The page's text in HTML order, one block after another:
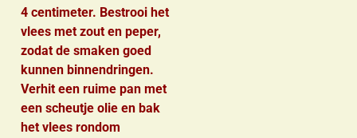
4 centimeter. Bestrooi het
vlees met zout en peper,
zodat de smaken goed
kunnen binnendringen.
Verhit een ruime pan met
een scheutje olie en bak
het vlees rondom